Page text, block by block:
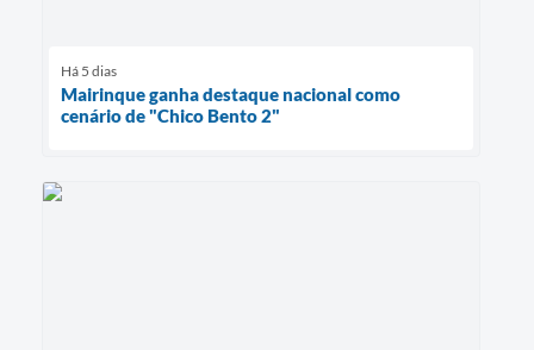
Há 5 dias
Mairinque ganha destaque nacional como
cenário de "Chico Bento 2"